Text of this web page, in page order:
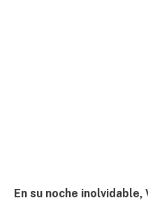
En su noche